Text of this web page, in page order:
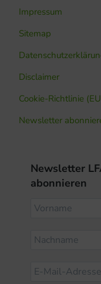
Impressum
Sitemap
Disclaimer
Cookie-Richtlinie
Newsletter
Newsletter
abonnieren